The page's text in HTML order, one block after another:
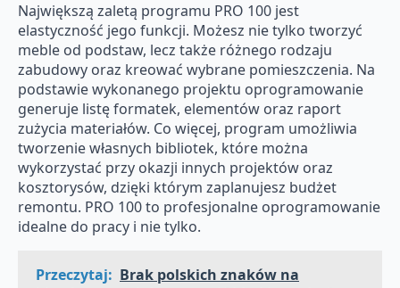
Największą zaletą programu PRO 100 jest
elastyczność jego funkcji. Możesz nie tylko tworzyć
meble od podstaw, lecz także różnego rodzaju
zabudowy oraz kreować wybrane pomieszczenia. Na
podstawie wykonanego projektu oprogramowanie
generuje listę formatek, elementów oraz raport
zużycia materiałów. Co więcej, program umożliwia
tworzenie własnych bibliotek, które można
wykorzystać przy okazji innych projektów oraz
kosztorysów, dzięki którym zaplanujesz budżet
remontu. PRO 100 to profesjonalne oprogramowanie
idealne do pracy i nie tylko.
Przeczytaj: Brak polskich znaków na